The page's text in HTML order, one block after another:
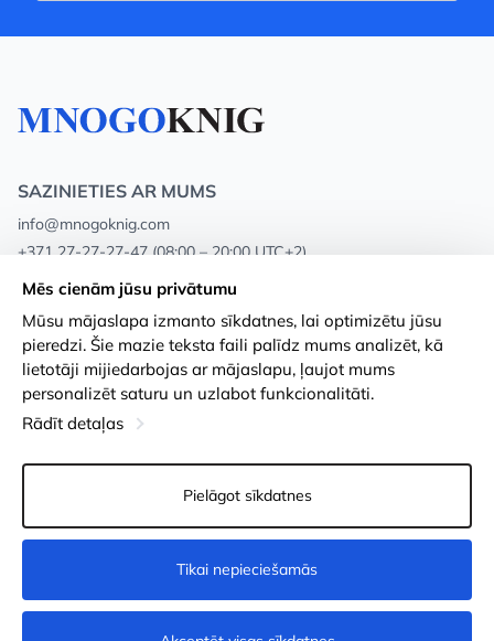
SAZINIETIES AR MUMS
info@mnogoknig.com
+371 27-27-27-47 (08:00 – 20:00 UTC+2)
Rīga, Augusta Deglava 69d, LV-1082
Par mums
Veikali
Apmaksa un piegāde
Loayalitātes kartes
Vairumtirdzniecības pircējiem
Privātuma politika
Noteikumi un nosacījumi
Preču atgriešanās
Sīkdatņu iestatījumi
Mēs cienām jūsu privātumu
Mūsu mājaslapa izmanto sīkdatnes, lai optimizētu jūsu
pieredzi. Šie mazie teksta faili palīdz mums analizēt, kā
lietotāji mijiedarbojas ar mājaslapu, ļaujot mums
personalizēt saturu un uzlabot funkcionalitāti.
Rādīt detaļas
Pielāgot sīkdatnes
Tikai nepieciešamās